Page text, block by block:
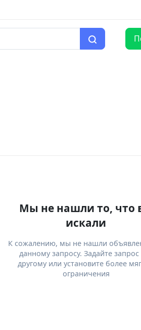
Мы не нашли то, что
искали
К сожалению, мы не нашли
данному запросу. Задайте
другому или установите более
ограничения